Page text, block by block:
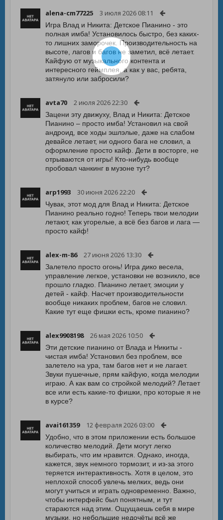
alena-cm77225 3 июля 2026 08:11
Игра Влад и Никита: Детское Пианино - это
полная имба! Установилось быстро, без каких-
то лишних заморочек. Производительность на
высоте, лагов и багов не заметил, всё летает.
Кайфую от музыкального контента и
интересного геймплея, а как у вас, ребята,
затянуло или забросили?
avta70 2 июля 2026 22:30
Зацени эту движуху, Влад и Никита: Детское
Пианино – просто имба! Установил на свой
андроид, все ходы эшлэлые, даже на слабом
девайсе летает, ни одного бага не словил, а
оформление просто кайф. Дети в восторге, не
отрываются от игры! Кто-нибудь вообще
пробовал чанкинг в музоне тут?
arp1993 30 июня 2026 22:20
Чувак, этот мод для Влад и Никита: Детское
Пианино реально годно! Теперь твои мелодии
летают, как угорелые, а всё без багов и лага —
просто кайф!
alex-m-86 27 июня 2026 13:30
Залетело просто огонь! Игра дико весела,
управление легкое, установки не возникло, все
прошло гладко. Пианино летает, эмоции у
детей - кайф. Насчет производительности
вообще никаких проблем, багов не словил.
Какие тут еще фишки есть, кроме пианино?
alex9908198 26 мая 2026 10:50
Эти детские пианино от Влада и Никиты -
чистая имба! Установил без проблем, все
залетело на ура, там багов нет и не лагает.
Звуки пушечные, прям кайфую, когда мелодии
играю. А как вам со стройкой мелодий? Летает
все или есть какие-то фишки, про которые я не
в курсе?
avai161359 12 февраля 2026 03:00
Удобно, что в этом приложении есть большое
количество мелодий. Дети могут легко
выбирать, что им нравится. Однако, иногда,
кажется, звук немного тормозит, и из-за этого
теряется интерактивность. Хотя в целом, это
неплохой способ увлечь мелких, ведь они
могут учиться и играть одновременно. Важно,
чтобы интерфейс был понятным, и тут
стараются над этим. Ощущаешь себя в мире
музыки, но небольшие недочёты всё же